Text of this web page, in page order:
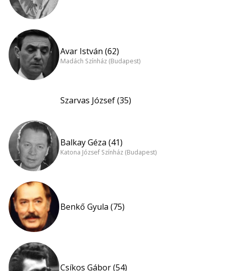
Avar István (62)
Madách Színház (Budapest)
Szarvas József (35)
Balkay Géza (41)
Katona József Színház (Budapest)
Benkő Gyula (75)
Csíkos Gábor (54)